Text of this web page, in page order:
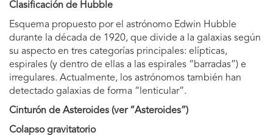
Clasificación de Hubble
Esquema propuesto por el astrónomo Edwin Hubble
durante la década de 1920, que divide a la galaxias según
su aspecto en tres categorías principales: elípticas,
espirales (y dentro de ellas a las espirales “barradas”) e
irregulares. Actualmente, los astrónomos también han
detectado galaxias de forma “lenticular”.
Cinturón de Asteroides (ver “Asteroides”)
Colapso gravitatorio